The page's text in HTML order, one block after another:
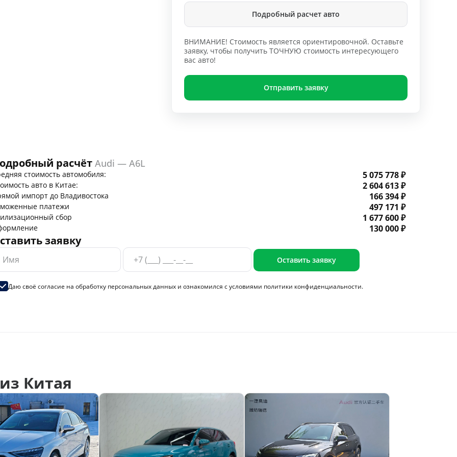
Подробный расчет авто
ВНИМАНИЕ! Стоимость является ориентировочной. Оставьте
заявку, чтобы получить ТОЧНУЮ стоимость интересующего
вас авто!
Отправить заявку
расчёт Audi — A6L
стоимость автомобиля: 5 075 778 ₽
авто в Китае: 2 604 613 ₽
импорт до Владивостока 166 394 ₽
платежи 497 171 ₽
сбор 1 677 600 ₽
130 000 ₽
заявку
Оставить заявку
Даю своё согласие на обработку персональных данных и ознакомился с условиями политики конфиденциальности.
Китая